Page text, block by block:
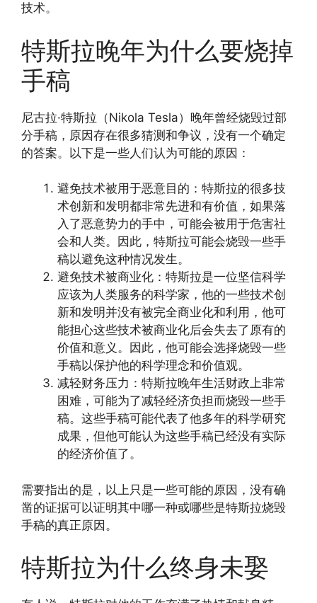
技术。
特斯拉晚年为什么要烧掉
手稿
尼古拉·特斯拉（Nikola Tesla）晚年曾经烧毁过部
分手稿，原因存在很多猜测和争议，没有一个确定
的答案。以下是一些人们认为可能的原因：
避免技术被用于恶意目的：特斯拉的很多技
术创新和发明都非常先进和有价值，如果落
入了恶意势力的手中，可能会被用于危害社
会和人类。因此，特斯拉可能会烧毁一些手
稿以避免这种情况发生。
避免技术被商业化：特斯拉是一位坚信科学
应该为人类服务的科学家，他的一些技术创
新和发明并没有被完全商业化和利用，他可
能担心这些技术被商业化后会失去了原有的
价值和意义。因此，他可能会选择烧毁一些
手稿以保护他的科学理念和价值观。
减轻财务压力：特斯拉晚年生活财政上非常
困难，可能为了减轻经济负担而烧毁一些手
稿。这些手稿可能代表了他多年的科学研究
成果，但他可能认为这些手稿已经没有实际
的经济价值了。
需要指出的是，以上只是一些可能的原因，没有确
凿的证据可以证明其中哪一种或哪些是特斯拉烧毁
手稿的真正原因。
特斯拉为什么终身未娶